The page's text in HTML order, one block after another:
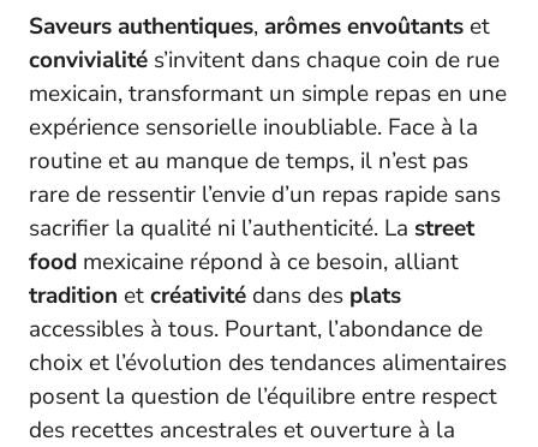
Saveurs authentiques,arômes envoûtants et
convivialité s’invitent dans chaque coin de rue
mexicain, transformant un simple repas en une
expérience sensorielle inoubliable. Face à la
routine et au manque de temps, il n’est pas
rare de ressentir l’envie d’un repas rapide sans
sacrifier la qualité ni l’authenticité. La street
food mexicaine répond à ce besoin, alliant
tradition etcréativité dans des plats
accessibles à tous. Pourtant, l’abondance de
choix et l’évolution des tendances alimentaires
posent la question de l’équilibre entre respect
des recettes ancestrales et ouverture à la